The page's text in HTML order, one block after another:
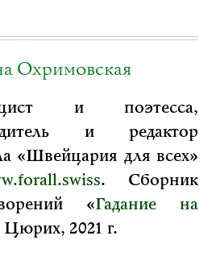
Охримовская
и поэтесса,
и редактор
«Швейцария для всех»
. Сборник
«Гадание на
Цюрих, 2021 г.